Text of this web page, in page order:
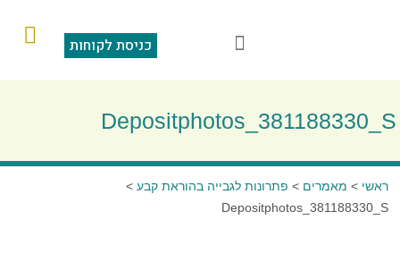
כניסת לקוחות
Depositphotos_381188330_S
ראשי > מאמרים > פתרונות לגבייה בהוראת קבע >
Depositphotos_381188330_S